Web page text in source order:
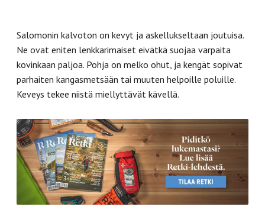
Salomonin kalvoton on kevyt ja askellukseltaan joutuisa.
Ne ovat eniten lenkkarimaiset eivätkä suojaa varpaita
kovinkaan paljoa. Pohja on melko ohut, ja kengät sopivat
parhaiten kangasmetsään tai muuten helpoille poluille.
Keveys tekee niistä miellyttävät kävellä.